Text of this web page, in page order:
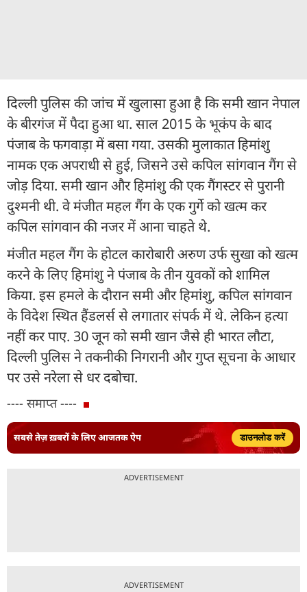
दिल्ली पुलिस की जांच में खुलासा हुआ है कि समी खान नेपाल
के बीरगंज में पैदा हुआ था. साल 2015 के भूकंप के बाद
पंजाब के फगवाड़ा में बसा गया. उसकी मुलाकात हिमांशु
नामक एक अपराधी से हुई, जिसने उसे कपिल सांगवान गैंग से
जोड़ दिया. समी खान और हिमांशु की एक गैंगस्टर से पुरानी
दुश्मनी थी. वे मंजीत महल गैंग के एक गुर्गे को खत्म कर
कपिल सांगवान की नजर में आना चाहते थे.
मंजीत महल गैंग के होटल कारोबारी अरुण उर्फ सुखा को खत्म
करने के लिए हिमांशु ने पंजाब के तीन युवकों को शामिल
किया. इस हमले के दौरान समी और हिमांशु, कपिल सांगवान
के विदेश स्थित हैंडलर्स से लगातार संपर्क में थे. लेकिन हत्या
नहीं कर पाए. 30 जून को समी खान जैसे ही भारत लौटा,
दिल्ली पुलिस ने तकनीकी निगरानी और गुप्त सूचना के आधार
पर उसे नरेला से धर दबोचा.
---- समाप्त ----
सबसे तेज़ ख़बरों के लिए आजतक ऐप डाउनलोड करें
ADVERTISEMENT
ADVERTISEMENT